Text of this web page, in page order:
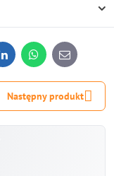
LinkedInWhatsApp
E-
mail
Następny produkt